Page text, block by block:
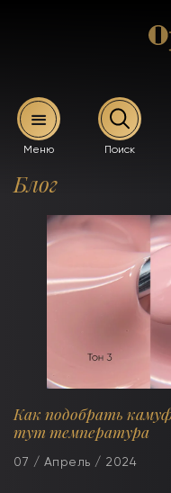
Блог
Как подобрать
тут температура
07 / Апрель / 2024